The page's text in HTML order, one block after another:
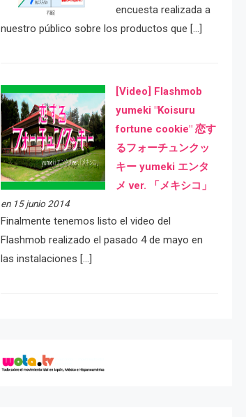
encuesta realizada a
nuestro público sobre los productos que […]
[Video] Flashmob
yumeki "Koisuru
fortune cookie" 恋す
るフォーチュンクッ
キー yumeki エンタ
メ ver. 「メキシコ」
en 15 junio 2014
Finalmente tenemos listo el video del
Flashmob realizado el pasado 4 de mayo en
las instalaciones […]